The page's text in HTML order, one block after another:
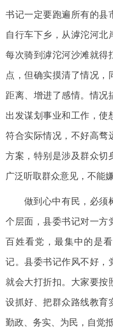
书记一定要跑遍所有的县
自行车下乡，从滹沱河北
每次骑到滹沱河沙滩就得
点，但确实摸清了情况，
距离、增进了感情。情况
出发谋划事业和工作，使
符合实际情况，不好高骛
方案，特别是涉及群众切
广泛听取群众意见，不能
做到心中有民，必须
个层面，县委书记对一方
百姓看党，最集中的是
记。县委书记作风不好，
就会大打折扣。大家要按
设抓好、把群众路线教育
勤政、务实、为民，自觉